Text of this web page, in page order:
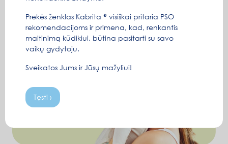
Prekės ženklas Kabrita
visiškai pritaria PSO
rekomendacijoms ir primena, kad, renkantis
maitinimą kūdikiui, būtina pasitarti su savo
vaikų gydytoju.
Sveikatos Jums ir Jūsų mažyliui!
Tęsti ›